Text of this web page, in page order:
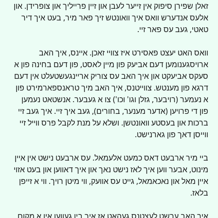
זאלן שפירן סיפוק אין זייער לעבן און זיין פרייליך און צופרידן. און
אלעס אנדערש וואס איך וואונטש זיך פאר מיר, בעט איך דיר
טאטי, געב עס פאר זיי.
וואס האט יעצט פאסירט איז צוויי זאכן. איינס, איך האב
ארויסגענומען דעם אביעק פון מיין לאסט, פון דעם בחינה פון א
סעקס אביעקט און איך האב עס צוריק אריינגעשטעלט אין דעם
דרגא פון מענטש. צווייטנס, איך האב מיך טראנספארמירט פון
א נעמער (רויבער, גזלן וגו' וכו') צו א געבער. אנשטאט נעמען
פון די פרויען (אדער מענער, בחורים), געב איך זיי. איך געב זיי
ברכות און בעסטע וואונטשן. ושלא על מנת לקבל פרס ווייל זיי
ווייסן דאך פון גארנישט.
ביי מיר ארבעט דאס כמעט אלעמאל. עס ארבעט נישט אין איין
מינוט, אבער ווען איך לאז נישט נאך און איך דאווען און בעט אזוי
איין מאל און נאכאמאל, גייט עס אוועק, ווי מיטן רויך. ווי א זייפן
בלאז.